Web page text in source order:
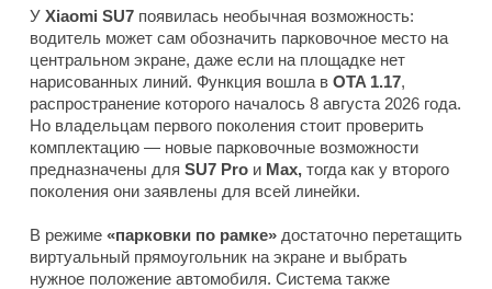
У Xiaomi SU7 появилась необычная возможность:
водитель может сам обозначить парковочное место на
центральном экране, даже если на площадке нет
нарисованных линий. Функция вошла в OTA 1.17,
распространение которого началось 8 августа 2026 года.
Но владельцам первого поколения стоит проверить
комплектацию — новые парковочные возможности
предназначены для SU7 Pro и Max, тогда как у второго
поколения они заявлены для всей линейки.
В режиме «парковки по рамке» достаточно перетащить
виртуальный прямоугольник на экране и выбрать
нужное положение автомобиля. Система также